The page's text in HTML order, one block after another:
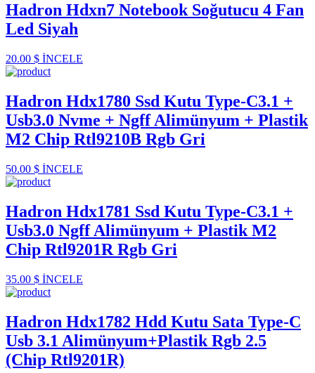
Hadron Hdxn7 Notebook Soğutucu 4 Fan
Led Siyah
20.00 $ İNCELE
Hadron Hdx1780 Ssd Kutu Type-C3.1 +
Usb3.0 Nvme + Ngff Alimünyum + Plastik
M2 Chip Rtl9210B Rgb Gri
50.00 $ İNCELE
Hadron Hdx1781 Ssd Kutu Type-C3.1 +
Usb3.0 Ngff Alimünyum + Plastik M2
Chip Rtl9201R Rgb Gri
35.00 $ İNCELE
Hadron Hdx1782 Hdd Kutu Sata Type-C
Usb 3.1 Alimünyum+Plastik Rgb 2.5
(Chip Rtl9201R)